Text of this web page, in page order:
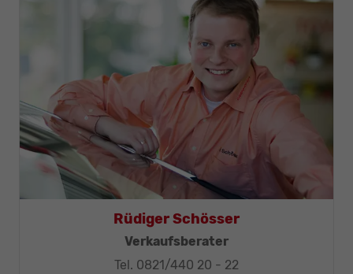
Rüdiger Schösser
Verkaufsberater
Tel. 0821/440 20 - 22